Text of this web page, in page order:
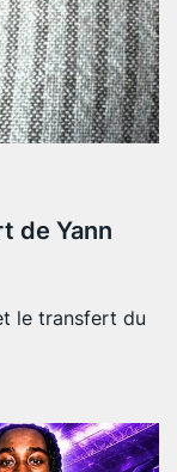
de Yann
le transfert du